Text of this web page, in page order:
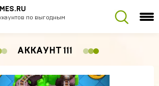
по выгодным
АККАУНТ 111